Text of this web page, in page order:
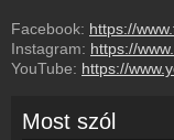
Facebook: https://
Instagram: https://
YouTube: https://
Most szól